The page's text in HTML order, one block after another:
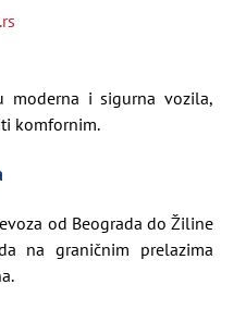
moderna i sigurna vozila,
komfornim.
od Beograda do Žiline
na graničnim prelazima